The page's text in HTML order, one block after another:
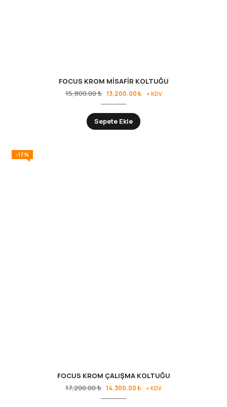
FOCUS KROM MİSAFİR KOLTUĞU
15,800.00₺ 13,200.00₺ + KDV
Sepete Ekle
-17%
FOCUS KROM ÇALIŞMA KOLTUĞU
17,200.00₺ 14,300.00₺ + KDV